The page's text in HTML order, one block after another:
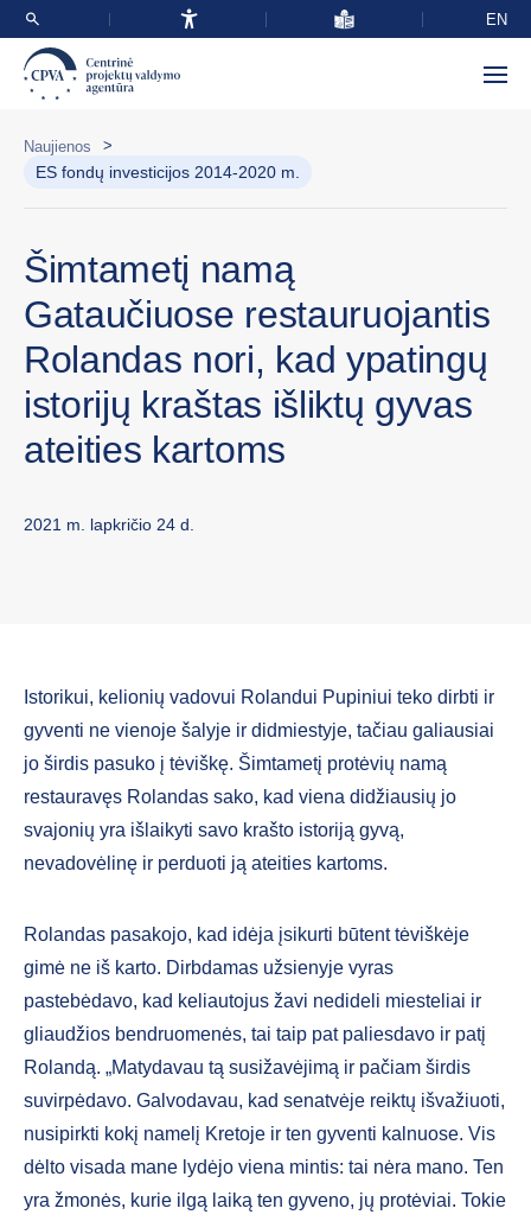
EN
Naujienos >
ES fondų investicijos 2014-2020 m.
Šimtametį namą
Gataučiuose restauruojantis
Rolandas nori, kad ypatingų
istorijų kraštas išliktų gyvas
ateities kartoms
2021 m. lapkričio 24 d.
Istorikui, kelionių vadovui Rolandui Pupiniui teko dirbti ir
gyventi ne vienoje šalyje ir didmiestyje, tačiau galiausiai
jo širdis pasuko į tėviškę. Šimtametį protėvių namą
restauravęs Rolandas sako, kad viena didžiausių jo
svajonių yra išlaikyti savo krašto istoriją gyvą,
nevadovėlinę ir perduoti ją ateities kartoms.
Rolandas pasakojo, kad idėja įsikurti būtent tėviškėje
gimė ne iš karto. Dirbdamas užsienyje vyras
pastebėdavo, kad keliautojus žavi nedideli miesteliai ir
gliaudžios bendruomenės, tai taip pat paliesdavo ir patį
Rolandą. „Matydavau tą susižavėjimą ir pačiam širdis
suvirpėdavo. Galvodavau, kad senatvėje reiktų išvažiuoti,
nusipirkti kokį namelį Kretoje ir ten gyventi kalnuose. Vis
dėlto visada mane lydėjo viena mintis: tai nėra mano. Ten
yra žmonės, kurie ilgą laiką ten gyveno, jų protėviai. Tokie